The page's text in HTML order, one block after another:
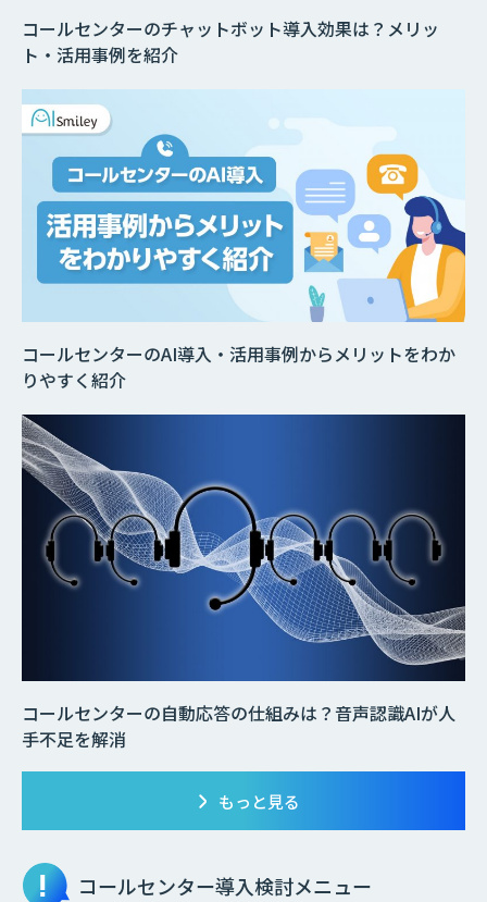
コールセンターのAI導入・活用事例からメリットをわか
りやすく紹介
コールセンターの自動応答の仕組みは？音声認識AIが人
手不足を解消
コールセンターのチャットボット導入効果は？メリッ
ト・活用事例を紹介
もっと見る
コールセンター導入検討メニュー